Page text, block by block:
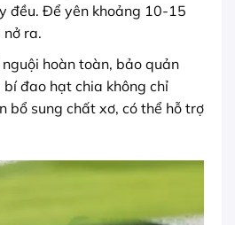
đều. Để yên khoảng 10-15
ra.
hoàn toàn, bảo quản
đao hạt chia không chỉ
bổ sung chất xơ, có thể hỗ trợ